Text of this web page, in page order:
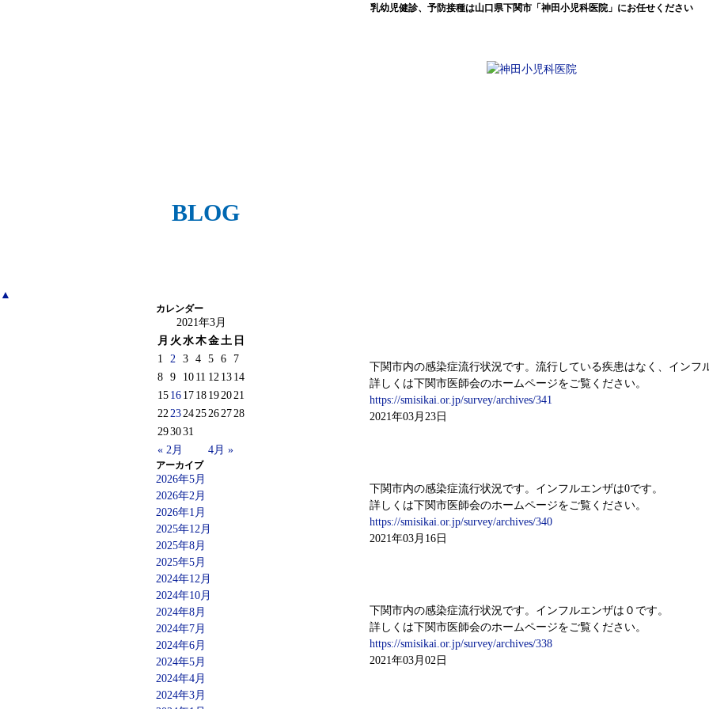
乳幼児健診、予防接種は山口県下関市「神田小児科医院」にお任せください
BLOG
▲
下関市内の感染症流行状況です。流行している疾患はなく、インフ
詳しくは下関市医師会のホームページをご覧ください。
https://smisikai.or.jp/survey/archives/341
2021年03月23日
下関市内の感染症流行状況です。インフルエンザは0です。
詳しくは下関市医師会のホームページをご覧ください。
https://smisikai.or.jp/survey/archives/340
2021年03月16日
下関市内の感染症流行状況です。インフルエンザは０です。
詳しくは下関市医師会のホームページをご覧ください。
https://smisikai.or.jp/survey/archives/338
2021年03月02日
カレンダー
2021年3月
月 火 水木金土 日
« 2月 4月 »
1 2 3 4 5 6
7
8 9 10 11 12 13 14
15 16 17 18 192021
22232425262728
293031
アーカイブ
2026年5月
2026年2月
2026年1月
2025年12月
2025年8月
2025年5月
2024年12月
2024年10月
2024年8月
2024年7月
2024年6月
2024年5月
2024年4月
2024年3月